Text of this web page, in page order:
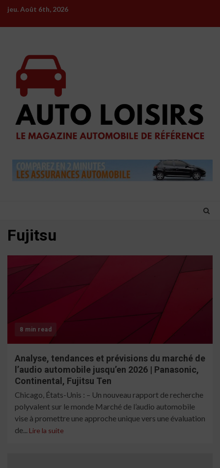
Skip
content
jeu. Août 6th, 2026
Fujitsu
8 min read
Analyse, tendances et prévisions du marché de
l’audio automobile jusqu’en 2026 | Panasonic,
Continental, Fujitsu Ten
Chicago, États-Unis : – Un nouveau rapport de recherche
polyvalent sur le monde Marché de l’audio automobile
vise à promettre une approche unique vers une évaluation
de... Lire la suite